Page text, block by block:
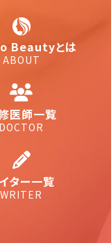
Beautyとは
ABOUT
医師一覧
DOCTOR
ター一覧
WRITER